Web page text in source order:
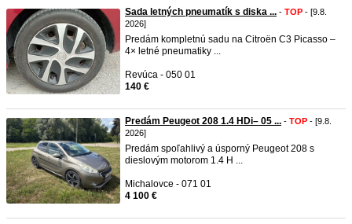
Sada letných pneumatík s diska ... - TOP - [9.8.
2026]
Predám kompletnú sadu na Citroën C3 Picasso –
4× letné pneumatiky ...
Revúca - 050 01
140 €
Predám Peugeot 208 1.4 HDi– 05 ... - TOP - [9.8.
2026]
Predám spoľahlivý a úsporný Peugeot 208 s
dieslovým motorom 1.4 H ...
Michalovce - 071 01
4 100 €